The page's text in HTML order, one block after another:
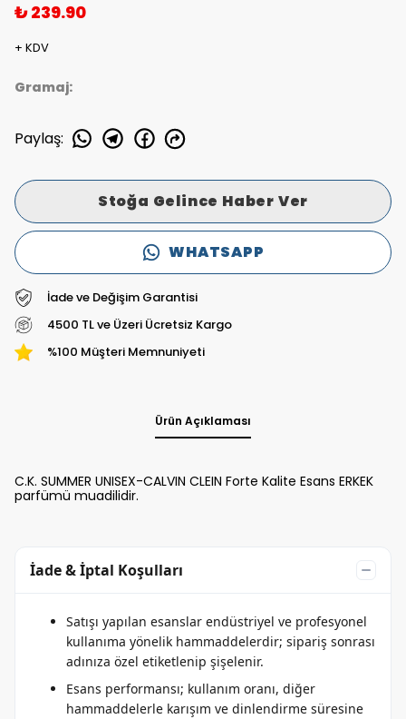
₺ 239.90
+ KDV
Gramaj:
Paylaş:
Stoğa Gelince Haber Ver
WHATSAPP
İade ve Değişim Garantisi
4500 TL ve Üzeri Ücretsiz Kargo
%100 Müşteri Memnuniyeti
Ürün Açıklaması
C.K. SUMMER UNISEX-CALVIN CLEIN Forte Kalite Esans ERKEK
parfümü muadilidir.
İade & İptal Koşulları
Satışı yapılan esanslar endüstriyel ve profesyonel
kullanıma yönelik hammaddelerdir; sipariş sonrası
adınıza özel etiketlenip şişelenir.
Esans performansı; kullanım oranı, diğer
hammaddelerle karışım ve dinlendirme süresine